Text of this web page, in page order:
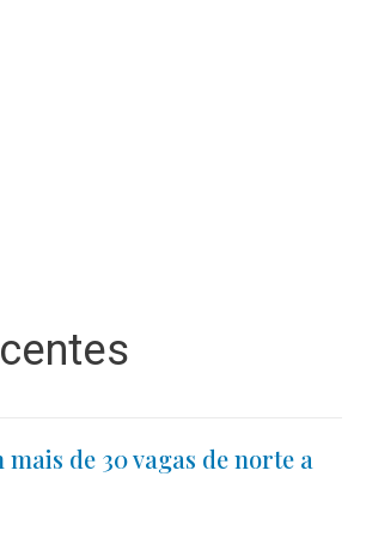
mais de 30 vagas de norte a